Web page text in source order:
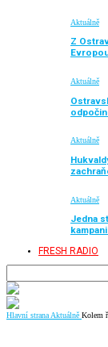
Aktuálně
Z
Aktuálně
Aktuálně
Aktuálně
Jedna
FRESH RADIO
Hlavní strana Aktuálně Kolem